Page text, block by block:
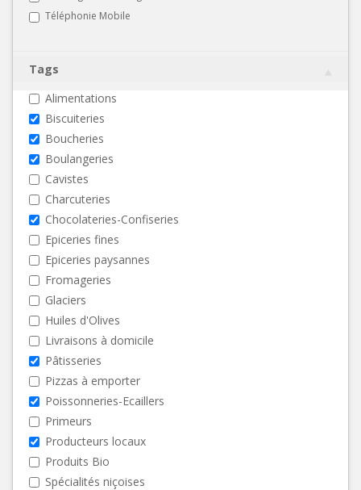
Téléphonie Mobile
Tags
Alimentations
Biscuiteries
Boucheries
Boulangeries
Cavistes
Charcuteries
Chocolateries-Confiseries
Epiceries fines
Epiceries paysannes
Fromageries
Glaciers
Huiles d'Olives
Livraisons à domicile
Pâtisseries
Pizzas à emporter
Poissonneries-Ecaillers
Primeurs
Producteurs locaux
Produits Bio
Spécialités niçoises